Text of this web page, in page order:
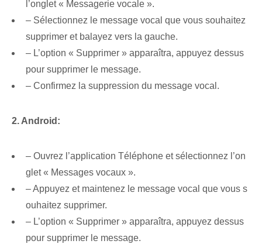
l’onglet « Messagerie vocale ».
– Sélectionnez le message vocal que vous souhaitez
supprimer et balayez vers la gauche.
– L’option « Supprimer » apparaîtra, appuyez dessus
pour supprimer le message.
– Confirmez la suppression du message vocal.
2. Android:
– Ouvrez l’application Téléphone et sélectionnez l’on
glet « Messages vocaux ».
– Appuyez et maintenez le message vocal que vous s
ouhaitez supprimer.
– L’option « Supprimer » apparaîtra, appuyez dessus
pour supprimer le message.